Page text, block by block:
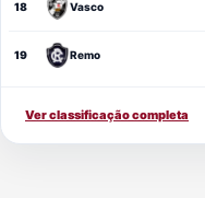
18 Vasco
19 Remo
Ver classificação completa